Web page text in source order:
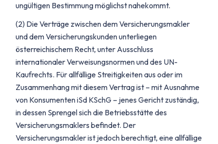
ungültigen Bestimmung möglichst nahekommt.
(2) Die Verträge zwischen dem Versicherungsmakler
und dem Versicherungskunden unterliegen
österreichischem Recht, unter Ausschluss
internationaler Verweisungsnormen und des UN-
Kaufrechts. Für allfällige Streitigkeiten aus oder im
Zusammenhang mit diesem Vertrag ist – mit Ausnahme
von Konsumenten iSd KSchG – jenes Gericht zuständig,
in dessen Sprengel sich die Betriebsstätte des
Versicherungsmaklers befindet. Der
Versicherungsmakler ist jedoch berechtigt, eine allfällige